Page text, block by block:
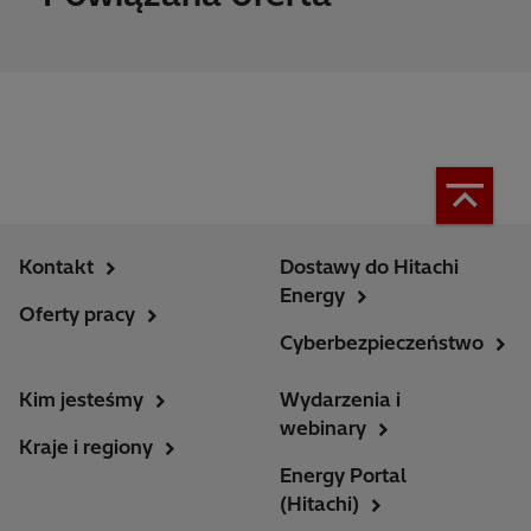
Kontakt
Oferty pracy
Dostawy do Hitachi
Energy
Cyberbezpieczeństwo
Kim jesteśmy
Kraje i regiony
Wydarzenia i
webinary
Energy Portal
(Hitachi)